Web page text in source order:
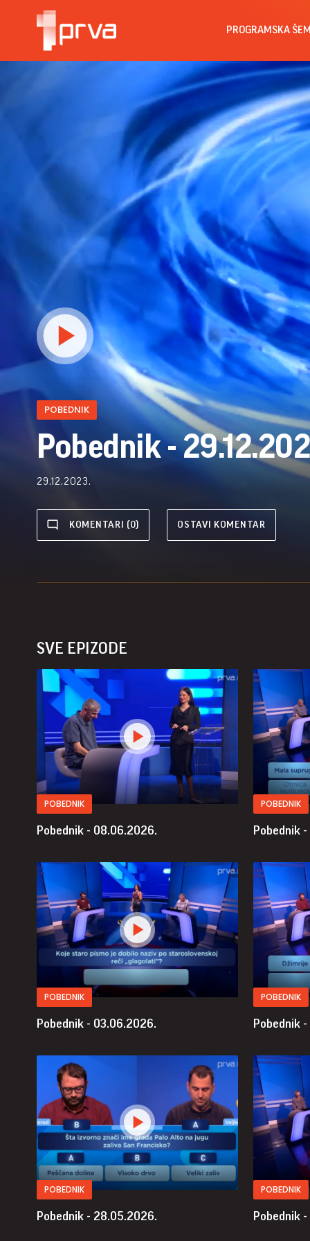
PROGRAMSKA
POBEDNIK
Pobednik -
29.12.2023.
KOMENTARI (0) OSTAVI KOMENTAR
SVE EPIZODE
POBEDNIK
Pobednik - 08.06.2026.
POBEDNIK
Pobednik
POBEDNIK
Pobednik - 03.06.2026.
POBEDNIK
Pobednik
POBEDNIK
Pobednik - 28.05.2026.
POBEDNIK
Pobednik